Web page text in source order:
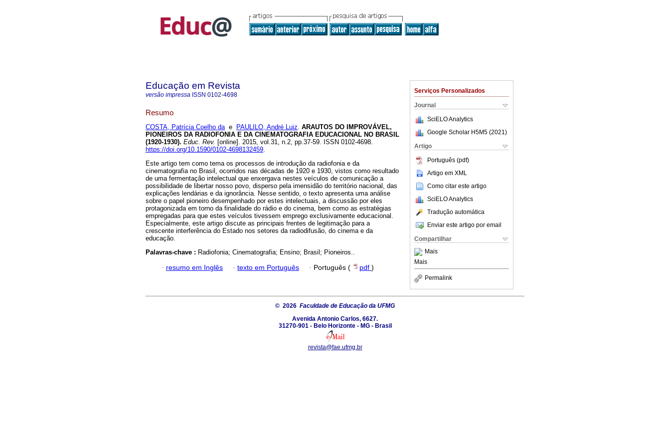
Serviços Personalizados
Journal
SciELO Analytics
Google Scholar H5M5 (2021 )
Artigo
Português (pdf)
Artigo em XML
Como citar este artigo
SciELO Analytics
Tradução automática
Enviar este artigo por email
Compartilhar
Mais
Mais
Permalink
Educação em Revista
versão impressa ISSN 0102-4698
Resumo
COSTA, Patrícia Coelho dae PAULILO, André Luiz. ARAUTOS DO IMPROVÁVEL,
PIONEIROS DA RADIOFONIA E DA CINEMATOGRAFIA EDUCACIONAL NO BRASIL
(1920-1930). Educ. Rev. [online]. 2015, vol.31, n.2, pp.37-59. ISSN 0102-4698.
https://doi.org/10.1590/0102-4698132459.
Este artigo tem como tema os processos de introdução da radiofonia e da
cinematografia no Brasil, ocorridos nas décadas de 1920 e 1930, vistos como resultado
de uma fermentação intelectual que enxergava nestes veículos de comunicação a
possibilidade de libertar nosso povo, disperso pela imensidão do território nacional, das
explicações lendárias e da ignorância. Nesse sentido, o texto apresenta uma análise
sobre o papel pioneiro desempenhado por estes intelectuais, a discussão por eles
protagonizada em torno da finalidade do rádio e do cinema, bem como as estratégias
empregadas para que estes veículos tivessem emprego exclusivamente educacional.
Especialmente, este artigo discute as principais frentes de legitimação para a
crescente interferência do Estado nos setores da radiodifusão, do cinema e da
educação.
Palavras-chave : Radiofonia; Cinematografia; Ensino; Brasil; Pioneiros..
· resumo em Inglês · texto em Português · Português ( pdf )
© 2026 Faculdade de Educação da UFMG
Avenida Antonio Carlos, 6627.
31270-901 - Belo Horizonte - MG - Brasil
revista@fae.ufmg.br